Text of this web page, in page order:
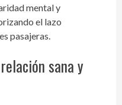
mental y
el lazo
pasajeras.
sana y